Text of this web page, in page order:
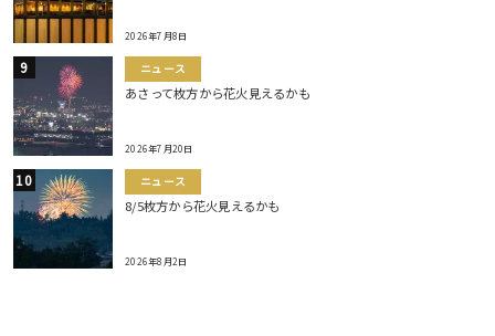
2026年7月8日
ニュース
あさって枚方から花火見えるかも
2026年7月20日
ニュース
8/5枚方から花火見えるかも
2026年8月2日